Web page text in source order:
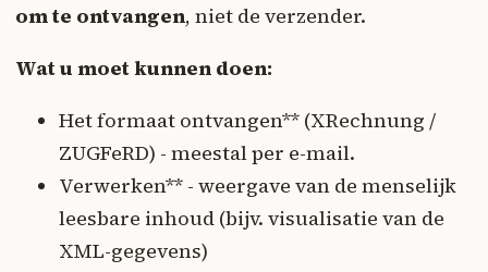
om te ontvangen, niet de verzender.
Wat u moet kunnen doen:
Het formaat ontvangen** (XRechnung /
ZUGFeRD) - meestal per e-mail.
Verwerken** - weergave van de menselijk
leesbare inhoud (bijv. visualisatie van de
XML-gegevens)